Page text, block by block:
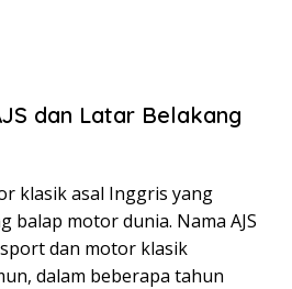
dan Latar Belakang
klasik asal Inggris yang
balap motor dunia. Nama AJS
dan motor klasik
dalam beberapa tahun